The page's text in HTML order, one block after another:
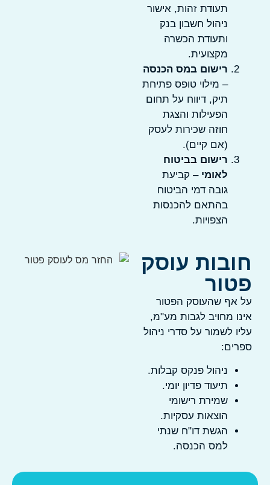
תעודת זהות, אישור
ניהול חשבון בנק
ותעודת הכשרה
מקצועית.
רישום במס הכנסה
– מילוי טופס פתיחת
תיק, דיווח על תחום
הפעילות והצגת
חוזה שכירות לעסק
(אם קיים).
רישום בביטוח
לאומי– קביעת
גובה דמי הביטוח
בהתאם להכנסות
הצפויות.
עוסק
אף שהעוסק הפטור
מחויב לגבות מע"מ,
לשמור על סדרי ניהול
ניהול פנקס קבלות.
תיעוד פדיון יומי.
שמירת רישומי
הוצאות עסקיות.
הגשת דו"ח שנתי
למס הכנסה.